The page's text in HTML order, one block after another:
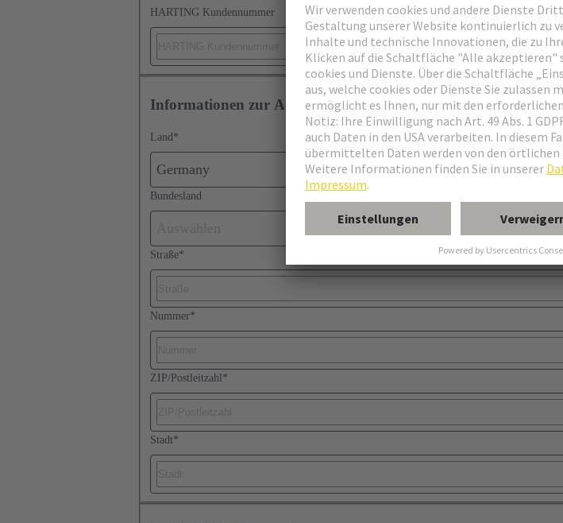
HARTING Kundennummer
Informationen zur Adresse
Land *
Germany
Bundesland
Straße*
Nummer*
ZIP/Postleitzahl *
Stadt*